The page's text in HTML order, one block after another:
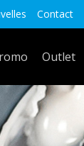
Contact
Outlet